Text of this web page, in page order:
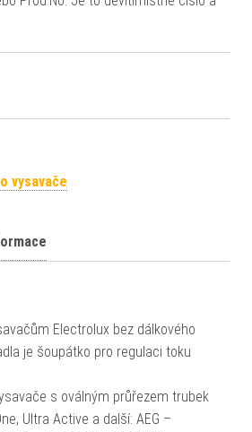
vysavače
Electrolux bez dálkového
je šoupátko pro regulaci toku
s oválným průřezem trubek
Ultra Active a další: AEG –